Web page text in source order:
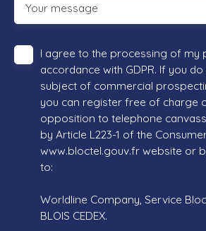
Your message
I agree to the processing of my
accordance with GDPR. If you
subject of commercial
you can register free of charge
opposition to telephone
by Article L223-1 of the
www.bloctel.gouv.fr website or
to:
Worldline Company, Service
BLOIS CEDEX.